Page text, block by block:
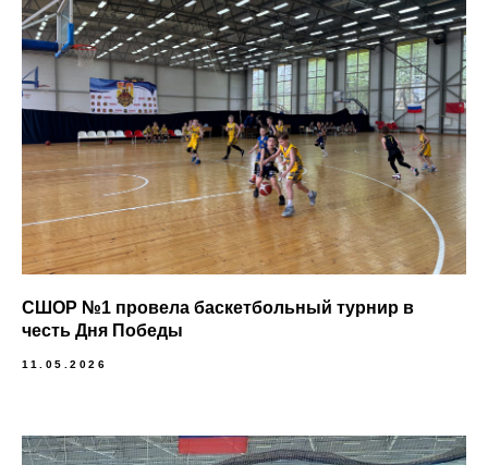
СШОР №1 провела баскетбольный турнир в
честь Дня Победы
11.05.2026